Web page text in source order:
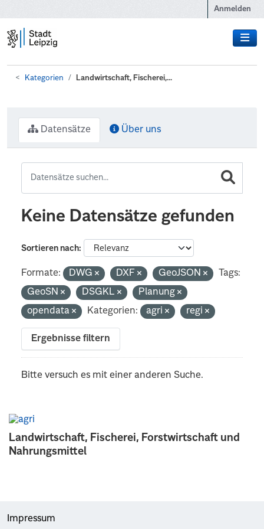
Anmelden
Kategorien Landwirtschaft, Fischerei,...
Landwirtschaft, Fischerei, Forstwirtschaft und
Nahrungsmittel
Datensätze Über uns
Keine Datensätze gefunden
Sortieren nach
Formate: DWG DXF GeoJSON
Tags:
GeoSN
DSGKL
Planung
opendata
Kategorien: agri regi
Ergebnisse filtern
Bitte versuch es mit einer anderen Suche.
Impressum